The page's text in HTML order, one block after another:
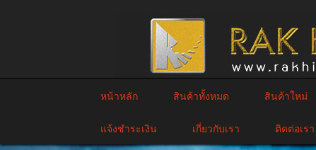
หน้าหลัก สินค้าทั้งหมด สินค้าใหม่
แจ้งชำระเงิน เกี่ยวกับเรา ติดต่อเรา